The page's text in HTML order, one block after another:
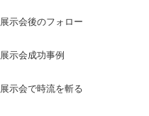
展示会後のフォロー
展示会成功事例
展示会で時流を斬る